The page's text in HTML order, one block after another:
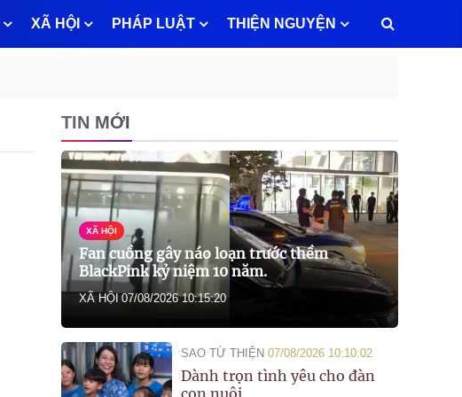
XÃ HỘI PHÁP LUẬT THIỆN NGUYỆN
TIN MỚI
XÃ HỘI
Fan cuồng gây náo loạn trước thềm
BlackPink kỷ niệm 10 năm.
XÃ HỘI 07/08/2026 10:15:20
SAO TỪ THIỆN 07/08/2026 10:10:02
Dành trọn tình yêu cho đàn
con nuôi